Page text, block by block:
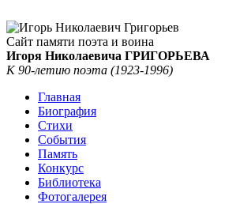
Сайт памяти поэта и воина
Игоря Николаевича ГРИГОРЬЕВА
К 90-летию поэта (1923-1996)
Главная
Биография
Стихи
События
Память
Конкурс
Библиотека
Фотогалерея